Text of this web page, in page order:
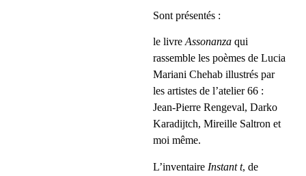
Sont présentés :
le livre Assonanza qui
rassemble les poèmes de Lucia
Mariani Chehab illustrés par
les artistes de l’atelier 66 :
Jean-Pierre Rengeval, Darko
Karadijtch, Mireille Saltron et
moi même.
L’inventaire Instant t, de